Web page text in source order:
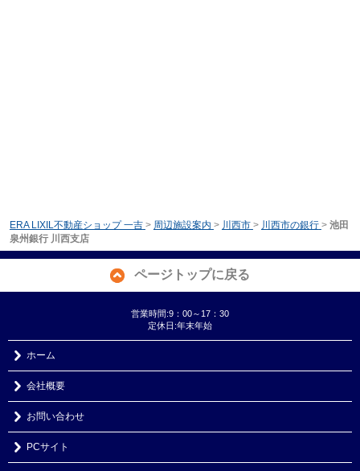
ERA LIXIL不動産ショップ 一吉 > 周辺施設案内 > 川西市 > 川西市の銀行 > 池田
泉州銀行 川西支店
ページトップに戻る
営業時間:9：00～17：30
定休日:年末年始
ホーム
会社概要
お問い合わせ
PCサイト